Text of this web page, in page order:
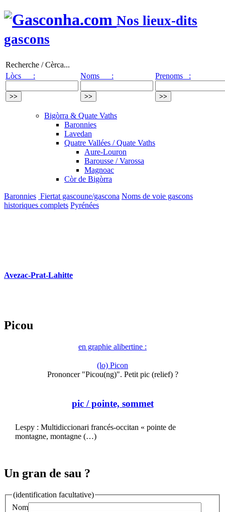
Nos lieux-dits
gascons
Recherche / Cèrca...
Lòcs :
Noms : Prenoms :
Bigòrra & Quate Vaths
Baronnies
Lavedan
Quatre Vallées / Quate Vaths
Aure-Louron
Barousse / Varossa
Magnoac
Còr de Bigòrra
Baronnies Fiertat gascoune/gascona Noms de voie gascons
historiques complets Pyrénées
Avezac-Prat-Lahitte
Picou
en graphie alibertine :
(lo) Picon
Prononcer "Picou(ng)". Petit pic (relief) ?
pic/ pointe, sommet
Lespy : Multidiccionari francés-occitan « pointe de
montagne, montagne (…)
Un gran de sau ?
(identification facultative)
Nom